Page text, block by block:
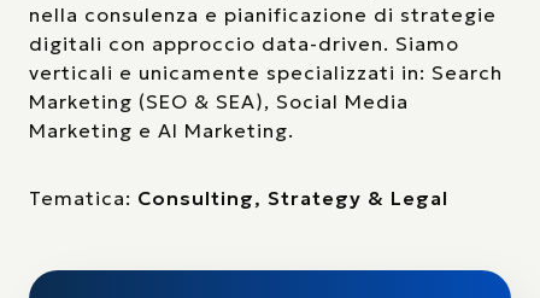
nella consulenza e pianificazione di strategie
digitali con approccio data-driven. Siamo
verticali e unicamente specializzati in: Search
Marketing (SEO & SEA), Social Media
Marketing e AI Marketing.
Tematica: Consulting, Strategy & Legal